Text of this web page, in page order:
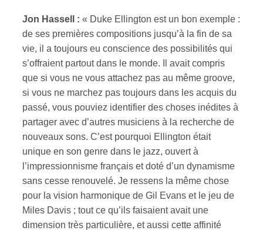
Jon Hassell : « Duke Ellington est un bon exemple :
de ses premières compositions jusqu’à la fin de sa
vie, il a toujours eu conscience des possibilités qui
s’offraient partout dans le monde. Il avait compris
que si vous ne vous attachez pas au même groove,
si vous ne marchez pas toujours dans les acquis du
passé, vous pouviez identifier des choses inédites à
partager avec d’autres musiciens à la recherche de
nouveaux sons. C’est pourquoi Ellington était
unique en son genre dans le jazz, ouvert à
l’impressionnisme français et doté d’un dynamisme
sans cesse renouvelé. Je ressens la même chose
pour la vision harmonique de Gil Evans et le jeu de
Miles Davis ; tout ce qu’ils faisaient avait une
dimension très particulière, et aussi cette affinité